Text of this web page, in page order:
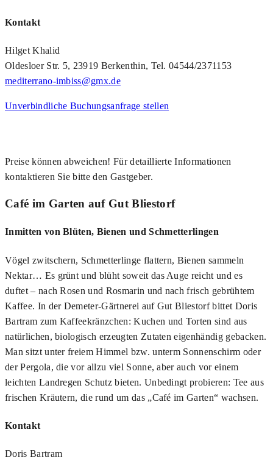
Kontakt
Hilget Khalid
Oldesloer Str. 5, 23919 Berkenthin, Tel. 04544/2371153
mediterrano-imbiss@gmx.de
Unverbindliche Buchungsanfrage stellen
Preise können abweichen! Für detaillierte Informationen
kontaktieren Sie bitte den Gastgeber.
Café im Garten auf Gut Bliestorf
Inmitten von Blüten, Bienen und Schmetterlingen
Vögel zwitschern, Schmetterlinge flattern, Bienen sammeln
Nektar… Es grünt und blüht soweit das Auge reicht und es
duftet – nach Rosen und Rosmarin und nach frisch gebrühtem
Kaffee. In der Demeter-Gärtnerei auf Gut Bliestorf bittet Doris
Bartram zum Kaffeekränzchen: Kuchen und Torten sind aus
natürlichen, biologisch erzeugten Zutaten eigenhändig gebacken.
Man sitzt unter freiem Himmel bzw. unterm Sonnenschirm oder
der Pergola, die vor allzu viel Sonne, aber auch vor einem
leichten Landregen Schutz bieten. Unbedingt probieren: Tee aus
frischen Kräutern, die rund um das „Café im Garten“ wachsen.
Kontakt
Doris Bartram